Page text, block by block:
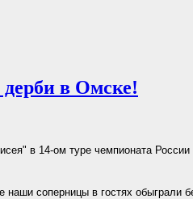
в Омске!
в 14-ом туре чемпионата
соперницы в гостях обыграли